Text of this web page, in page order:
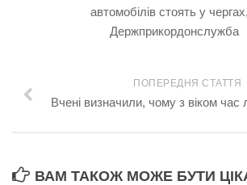
автомобілів стоять у
Держприкордонслужба
ПОПЕРЕДНЯ СТАТТЯ
Вчені визначили, чому з віком час
ВАМ ТАКОЖ МОЖЕ БУТИ